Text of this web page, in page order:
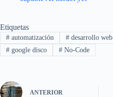
Etiquetas
#automatización #desarrollo web
#google disco #No-Code
ANTERIOR